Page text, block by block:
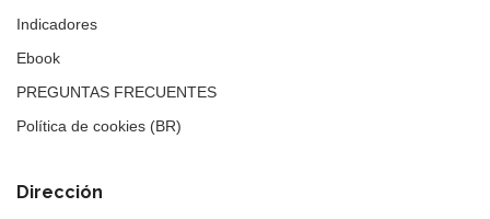
Indicadores
Ebook
PREGUNTAS FRECUENTES
Política de cookies (BR)
Dirección